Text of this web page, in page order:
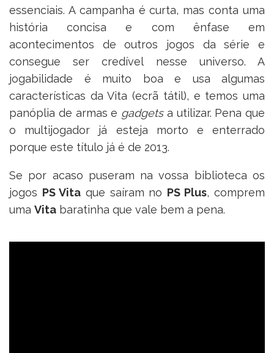
essenciais. A campanha é curta, mas conta uma
história concisa e com ênfase em
acontecimentos de outros jogos da série e
consegue ser credível nesse universo. A
jogabilidade é muito boa e usa algumas
características da Vita (ecrã tátil), e temos uma
panóplia de armas e gadgetsa utilizar. Pena que
o multijogador já esteja morto e enterrado
porque este título já é de 2013.
Se por acaso puseram na vossa biblioteca os
jogos PS Vita que saíram no PS Plus, comprem
uma Vita baratinha que vale bem a pena.